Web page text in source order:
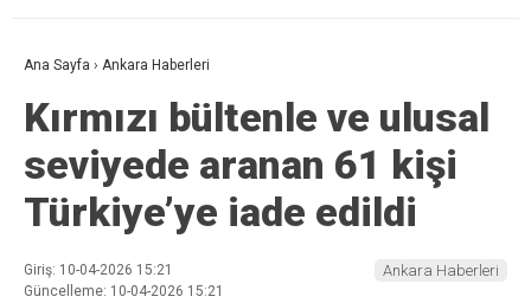
Ana Sayfa › Ankara Haberleri
Kırmızı bültenle ve ulusal
seviyede aranan 61 kişi
Türkiye’ye iade edildi
Giriş: 10-04-2026 15:21
Güncelleme: 10-04-2026 15:21
Ankara Haberleri